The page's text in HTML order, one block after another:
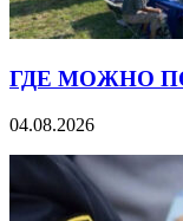
ГДЕ МОЖНО
04.08.2026